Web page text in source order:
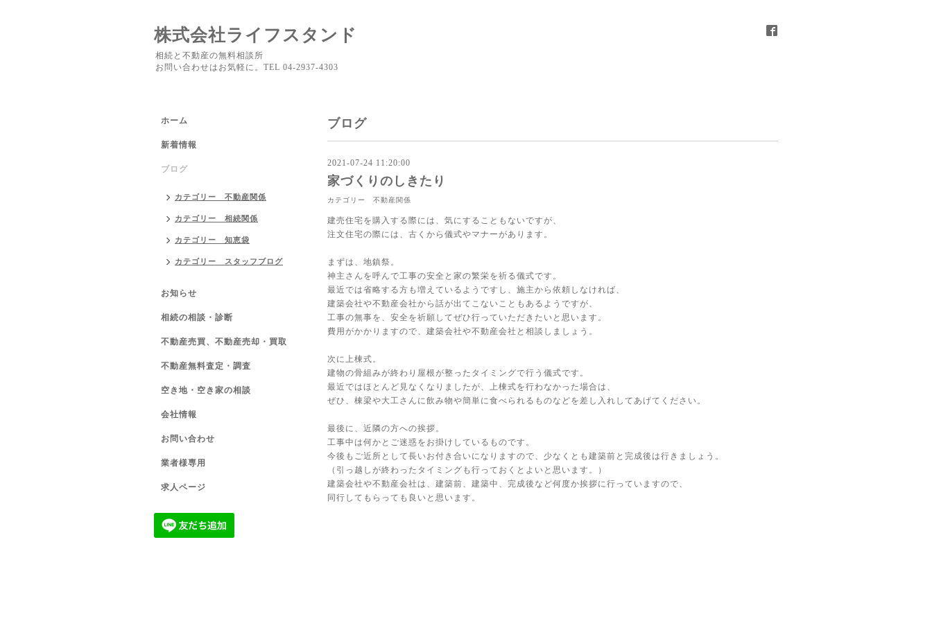
株式会社ライフスタンド
相続と不動産の無料相談所
お問い合わせはお気軽に。TEL 04-2937-4303
ブログ
2021-07-24 11:20:00
家づくりのしきたり
カテゴリー 不動産関係
建売住宅を購入する際には、気にすることもないですが、
注文住宅の際には、古くから儀式やマナーがあります。
まずは、地鎮祭。
神主さんを呼んで工事の安全と家の繁栄を祈る儀式です。
最近では省略する方も増えているようですし、施主から依頼しなければ、
建築会社や不動産会社から話が出てこないこともあるようですが、
工事の無事を、安全を祈願してぜひ行っていただきたいと思います。
費用がかかりますので、建築会社や不動産会社と相談しましょう。
次に上棟式。
建物の骨組みが終わり屋根が整ったタイミングで行う儀式です。
最近ではほとんど見なくなりましたが、上棟式を行わなかった場合は、
ぜひ、棟梁や大工さんに飲み物や簡単に食べられるものなどを差し入れしてあげてください。
最後に、近隣の方への挨拶。
工事中は何かとご迷惑をお掛けしているものです。
今後もご近所として長いお付き合いになりますので、少なくとも建築前と完成後は行きましょう。
（引っ越しが終わったタイミングも行っておくとよいと思います。）
建築会社や不動産会社は、建築前、建築中、完成後など何度か挨拶に行っていますので、
同行してもらっても良いと思います。
ホーム
新着情報
ブログ
カテゴリー 不動産関係
カテゴリー 相続関係
カテゴリー 知恵袋
カテゴリー スタッフブログ
お知らせ
相続の相談・診断
不動産売買、不動産売却・買取
不動産無料査定・調査
空き地・空き家の相談
会社情報
お問い合わせ
業者様専用
求人ページ